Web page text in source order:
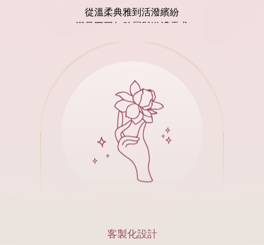
從溫柔典雅到活潑繽紛
滿足不同年齡層與送禮需求
客製化設計